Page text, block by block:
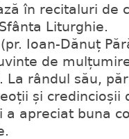
în recitaluri de
Liturghie.
Ioan-Dănuț
de
La rândul său,
și credincioșii
a apreciat buna